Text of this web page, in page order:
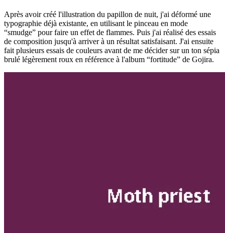
Après avoir créé l'illustration du papillon de nuit, j'ai déformé une
typographie déjà existante, en utilisant le pinceau en mode
“smudge” pour faire un effet de flammes. Puis j'ai réalisé des essais
de composition jusqu'à arriver à un résultat satisfaisant. J'ai ensuite
fait plusieurs essais de couleurs avant de me décider sur un ton sépia
brulé légèrement roux en référence à l'album “fortitude” de Gojira.